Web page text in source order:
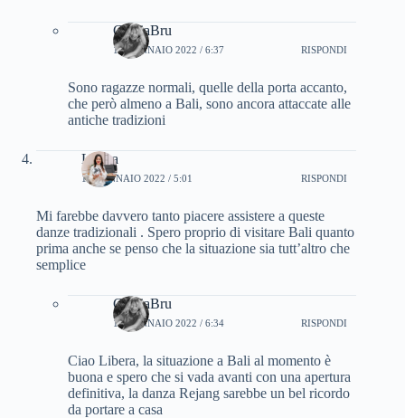
CinziaBru
12 GENNAIO 2022 / 6:37 RISPONDI
Sono ragazze normali, quelle della porta accanto,
che però almeno a Bali, sono ancora attaccate alle
antiche tradizioni
Libera
12 GENNAIO 2022 / 5:01 RISPONDI
Mi farebbe davvero tanto piacere assistere a queste
danze tradizionali . Spero proprio di visitare Bali quanto
prima anche se penso che la situazione sia tutt’altro che
semplice
CinziaBru
12 GENNAIO 2022 / 6:34 RISPONDI
Ciao Libera, la situazione a Bali al momento è
buona e spero che si vada avanti con una apertura
definitiva, la danza Rejang sarebbe un bel ricordo
da portare a casa